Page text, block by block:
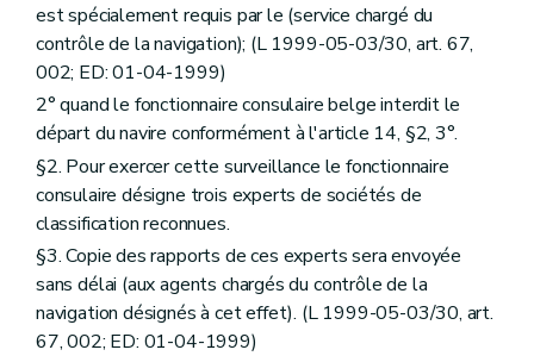
est spécialement requis par le (service chargé du
contrôle de la navigation); (L 1999-05-03/30, art. 67,
002; ED: 01-04-1999)
2° quand le fonctionnaire consulaire belge interdit le
départ du navire conformément à l'article 14, §2, 3°.
§2. Pour exercer cette surveillance le fonctionnaire
consulaire désigne trois experts de sociétés de
classification reconnues.
§3. Copie des rapports de ces experts sera envoyée
sans délai (aux agents chargés du contrôle de la
navigation désignés à cet effet). (L 1999-05-03/30, art.
67, 002; ED: 01-04-1999)